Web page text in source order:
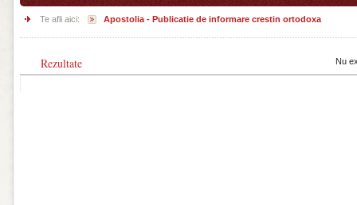
Te afli aici: Apostolia - Publicatie de informare crestin ortodoxa
Rezultate Nu